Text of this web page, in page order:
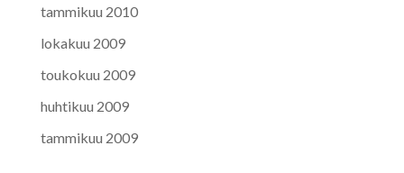
tammikuu 2010
lokakuu 2009
toukokuu 2009
huhtikuu 2009
tammikuu 2009